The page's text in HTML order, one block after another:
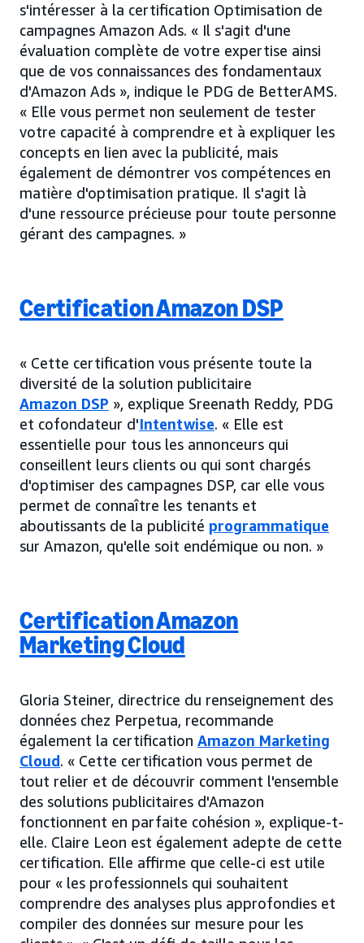
s'intéresser à la certification Optimisation de
campagnes Amazon Ads. « Il s'agit d'une
évaluation complète de votre expertise ainsi
que de vos connaissances des fondamentaux
d'Amazon Ads », indique le PDG de BetterAMS.
« Elle vous permet non seulement de tester
votre capacité à comprendre et à expliquer les
concepts en lien avec la publicité, mais
également de démontrer vos compétences en
matière d'optimisation pratique. Il s'agit là
d'une ressource précieuse pour toute personne
gérant des campagnes. »
Certification Amazon DSP
« Cette certification vous présente toute la
diversité de la solution publicitaire
Amazon DSP », explique Sreenath Reddy, PDG
et cofondateur d'Intentwise. « Elle est
essentielle pour tous les annonceurs qui
conseillent leurs clients ou qui sont chargés
d'optimiser des campagnes DSP, car elle vous
permet de connaître les tenants et
aboutissants de la publicité programmatique
sur Amazon, qu'elle soit endémique ou non. »
Certification Amazon
Marketing Cloud
Gloria Steiner, directrice du renseignement des
données chez Perpetua, recommande
également la certification Amazon Marketing
Cloud. « Cette certification vous permet de
tout relier et de découvrir comment l'ensemble
des solutions publicitaires d'Amazon
fonctionnent en parfaite cohésion », explique-t-
elle. Claire Leon est également adepte de cette
certification. Elle affirme que celle-ci est utile
pour « les professionnels qui souhaitent
comprendre des analyses plus approfondies et
compiler des données sur mesure pour les